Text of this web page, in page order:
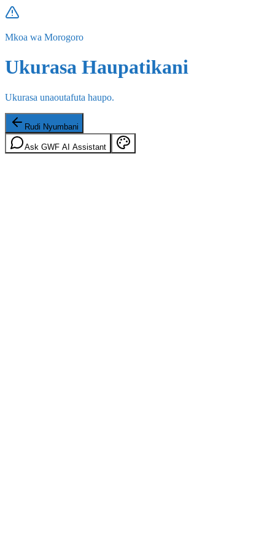
Mkoa wa Morogoro
Ukurasa Haupatikani
Ukurasa unaoutafuta haupo.
Rudi Nyumbani
Ask GWF AI Assistant